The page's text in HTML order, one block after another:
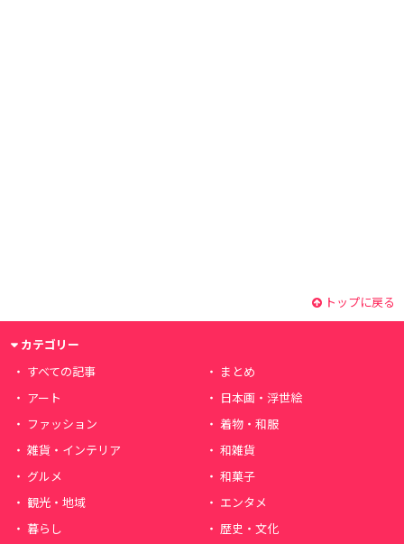
トップに戻る
カテゴリー
すべての記事
まとめ
アート
日本画・浮世絵
ファッション
着物・和服
雑貨・インテリア
和雑貨
グルメ
和菓子
観光・地域
エンタメ
暮らし
歴史・文化